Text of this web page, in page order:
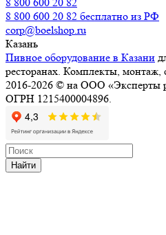
8 800 600 20 82 бесплатно из РФ
corp@boelshop.ru
Казань
Пивное оборудование в Казани
ресторанах. Комплекты, монтаж,
2016-2026 © на ООО «Эксперты
ОГРН 1215400004896.
Найти